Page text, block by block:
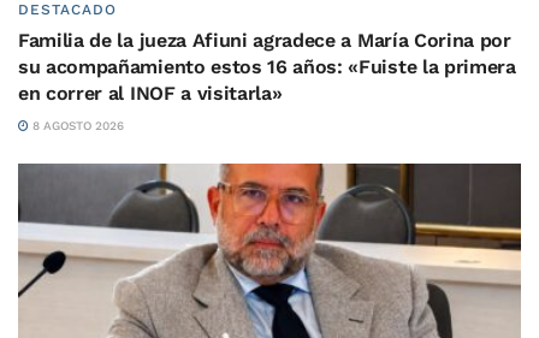
DESTACADO
Familia de la jueza Afiuni agradece a María Corina por
su acompañamiento estos 16 años: «Fuiste la primera
en correr al INOF a visitarla»
8 AGOSTO 2026